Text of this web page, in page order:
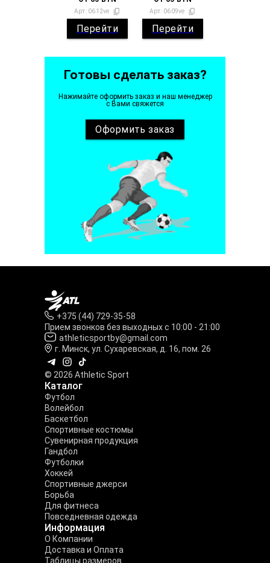
Арт: 0612ve
Перейти
Арт: 0609ve
Перейти
Готовы сделать заказ?
Нажимайте оформить заказ и наш менеджер
с Вами свяжется
Оформить заказ
+375 (44) 729-35-58
Прием звонков без выходных с 10:00 - 21:00
athleticsportby@gmail.com
г. Минск, ул. Сухаревская, д. 16, пом. 26
© 2026 Athletic Sport
Каталог
Футбол
Волейбол
Баскетбол
Спортивные костюмы
Сувенирная продукция
Гандбол
Футболки
Хоккей
Спортивные джерси
Борьба
Для фитнеса
Повседневная одежда
Информация
О Компании
Доставка и Оплата
Таблицы размеров